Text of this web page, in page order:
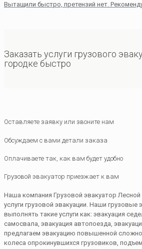
Вытащили быстро, претензий нет.
Заказать услуги грузового
городке быстро
Оставляете заявку или звоните нам
Обсуждаем с вами детали заказа
Оплачиваете так, как вам будет удобно
Грузовой эвакуатор приезжает к вам
Наша компания Грузовой эвакуатор
услуги грузовой эвакуации. Наши
выполнять такие услуги как: эвакуация
самосвала, эвакуация автопоезда,
предлагаем эвакуацию повышенной
колеса опрокинувшихся грузовиков,